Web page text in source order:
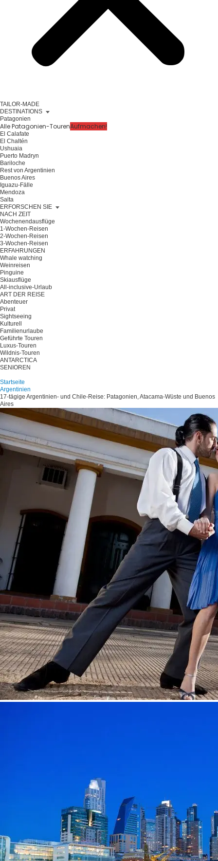
TAILOR-MADE
DESTINATIONS
Patagonien
Alle Patagonien-TourenAufmachen!
El Calafate
El Chaltén
Ushuaia
Puerto Madryn
Bariloche
Rest von Argentinien
Buenos Aires
Iguazu-Fälle
Mendoza
Salta
ERFORSCHEN SIE
NACH ZEIT
Wochenendausflüge
1-Wochen-Reisen
2-Wochen-Reisen
3-Wochen-Reisen
ERFAHRUNGEN
Whale watching
Weinreisen
Pinguine
Skiausflüge
All-inclusive-Urlaub
ART DER REISE
Abenteuer
Privat
Sightseeing
Kulturell
Familienurlaube
Geführte Touren
Luxus-Touren
Wildnis-Touren
ANTARCTICA
SENIOREN
Startseite
Argentinien
17-tägige Argentinien- und Chile-Reise: Patagonien, Atacama-Wüste und Buenos
Aires